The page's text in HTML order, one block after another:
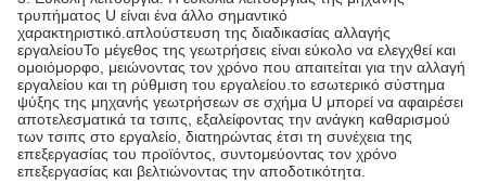
τρυπήματος U είναι ένα άλλο σημαντικό
χαρακτηριστικό.απλούστευση της διαδικασίας αλλαγής
εργαλείουΤο μέγεθος της γεωτρήσεις είναι εύκολο να ελεγχθεί και
ομοιόμορφο, μειώνοντας τον χρόνο που απαιτείται για την αλλαγή
εργαλείου και τη ρύθμιση του εργαλείου.το εσωτερικό σύστημα
ψύξης της μηχανής γεωτρήσεων σε σχήμα U μπορεί να αφαιρέσει
αποτελεσματικά τα τσιπς, εξαλείφοντας την ανάγκη καθαρισμού
των τσιπς στο εργαλείο, διατηρώντας έτσι τη συνέχεια της
επεξεργασίας του προϊόντος, συντομεύοντας τον χρόνο
επεξεργασίας και βελτιώνοντας την αποδοτικότητα.